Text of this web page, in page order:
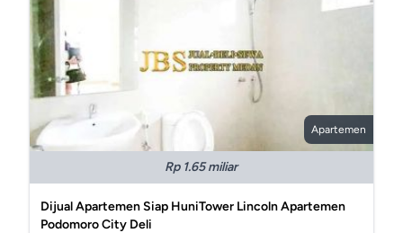
Apartemen
Rp 1.65 miliar
Dijual Apartemen Siap HuniTower Lincoln Apartemen
Podomoro City Deli